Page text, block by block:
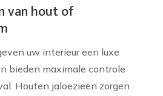
van hout of
uw interieur een luxe
bieden maximale controle
Houten jaloezieën zorgen